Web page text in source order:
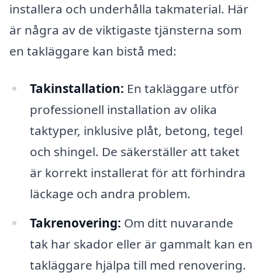
installera och underhålla takmaterial. Här
är några av de viktigaste tjänsterna som
en takläggare kan bistå med:
Takinstallation: En takläggare utför
professionell installation av olika
taktyper, inklusive plåt, betong, tegel
och shingel. De säkerställer att taket
är korrekt installerat för att förhindra
läckage och andra problem.
Takrenovering: Om ditt nuvarande
tak har skador eller är gammalt kan en
takläggare hjälpa till med renovering.